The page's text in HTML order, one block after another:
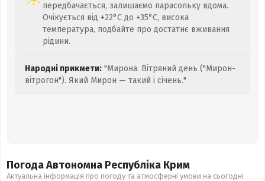
передбачається, залишаємо парасольку вдома.
Очікується від +22°C до +35°C, висока
температура, подбайте про достатнє вживання
рідини.
Народні прикмети: "Мирона. Вітряний день ("Мирон-
вітрогон"). Який Мирон — такий і січень."
Погода Автономна Республіка Крим
Актуальна інформація про погоду та атмосферні умови на сьогодні